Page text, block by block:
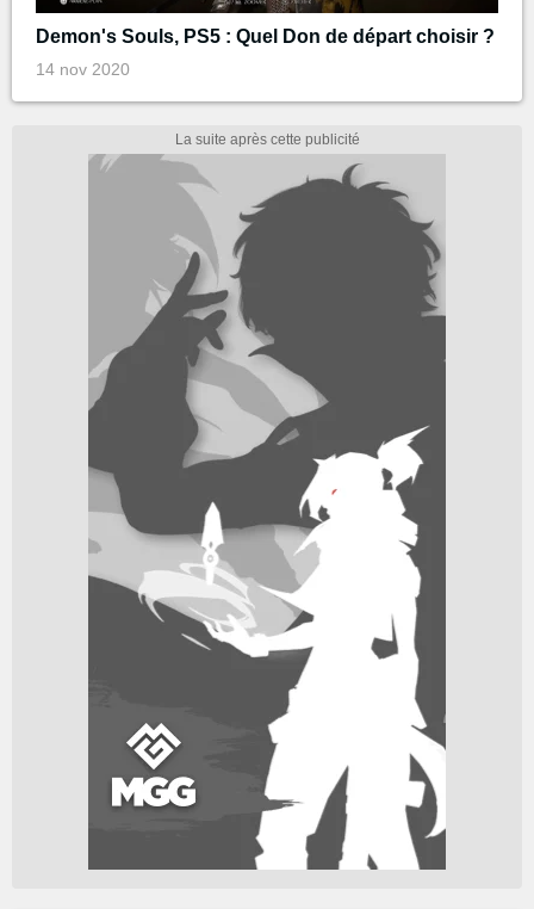
Demon's Souls, PS5 : Quel Don de départ choisir ?
14 nov 2020